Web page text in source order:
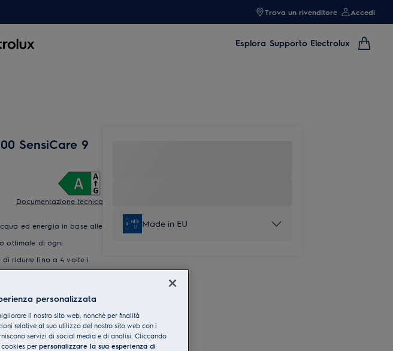
Trova un rivenditore Accedi
Esplora Supporto Electrolux
SensiCare 9
Documentazione tecnica
ed energia in base alle
ottimale di ogni
di ridurre fino a 4 volte i
€ 9,99 Incluso
Made in EU
personalizzata
il nostro sito web, nonchè per finalità
relative al suo utilizzo del nostro sito web con i
servizi di social media e di analisi. Cliccando
cookies per personalizzare la sua esperienza di